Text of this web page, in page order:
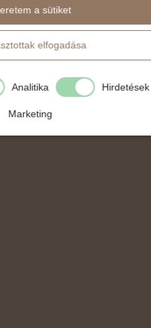
a sütiket
elfogadása
Analitika Hirdetések
Marketing